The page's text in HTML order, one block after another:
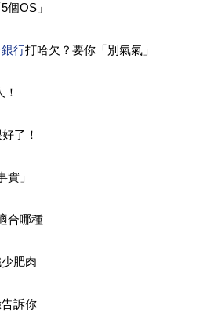
個OS」
行打哈欠？要你「別氣氣」
了！
」
合哪種
肥肉
訴你